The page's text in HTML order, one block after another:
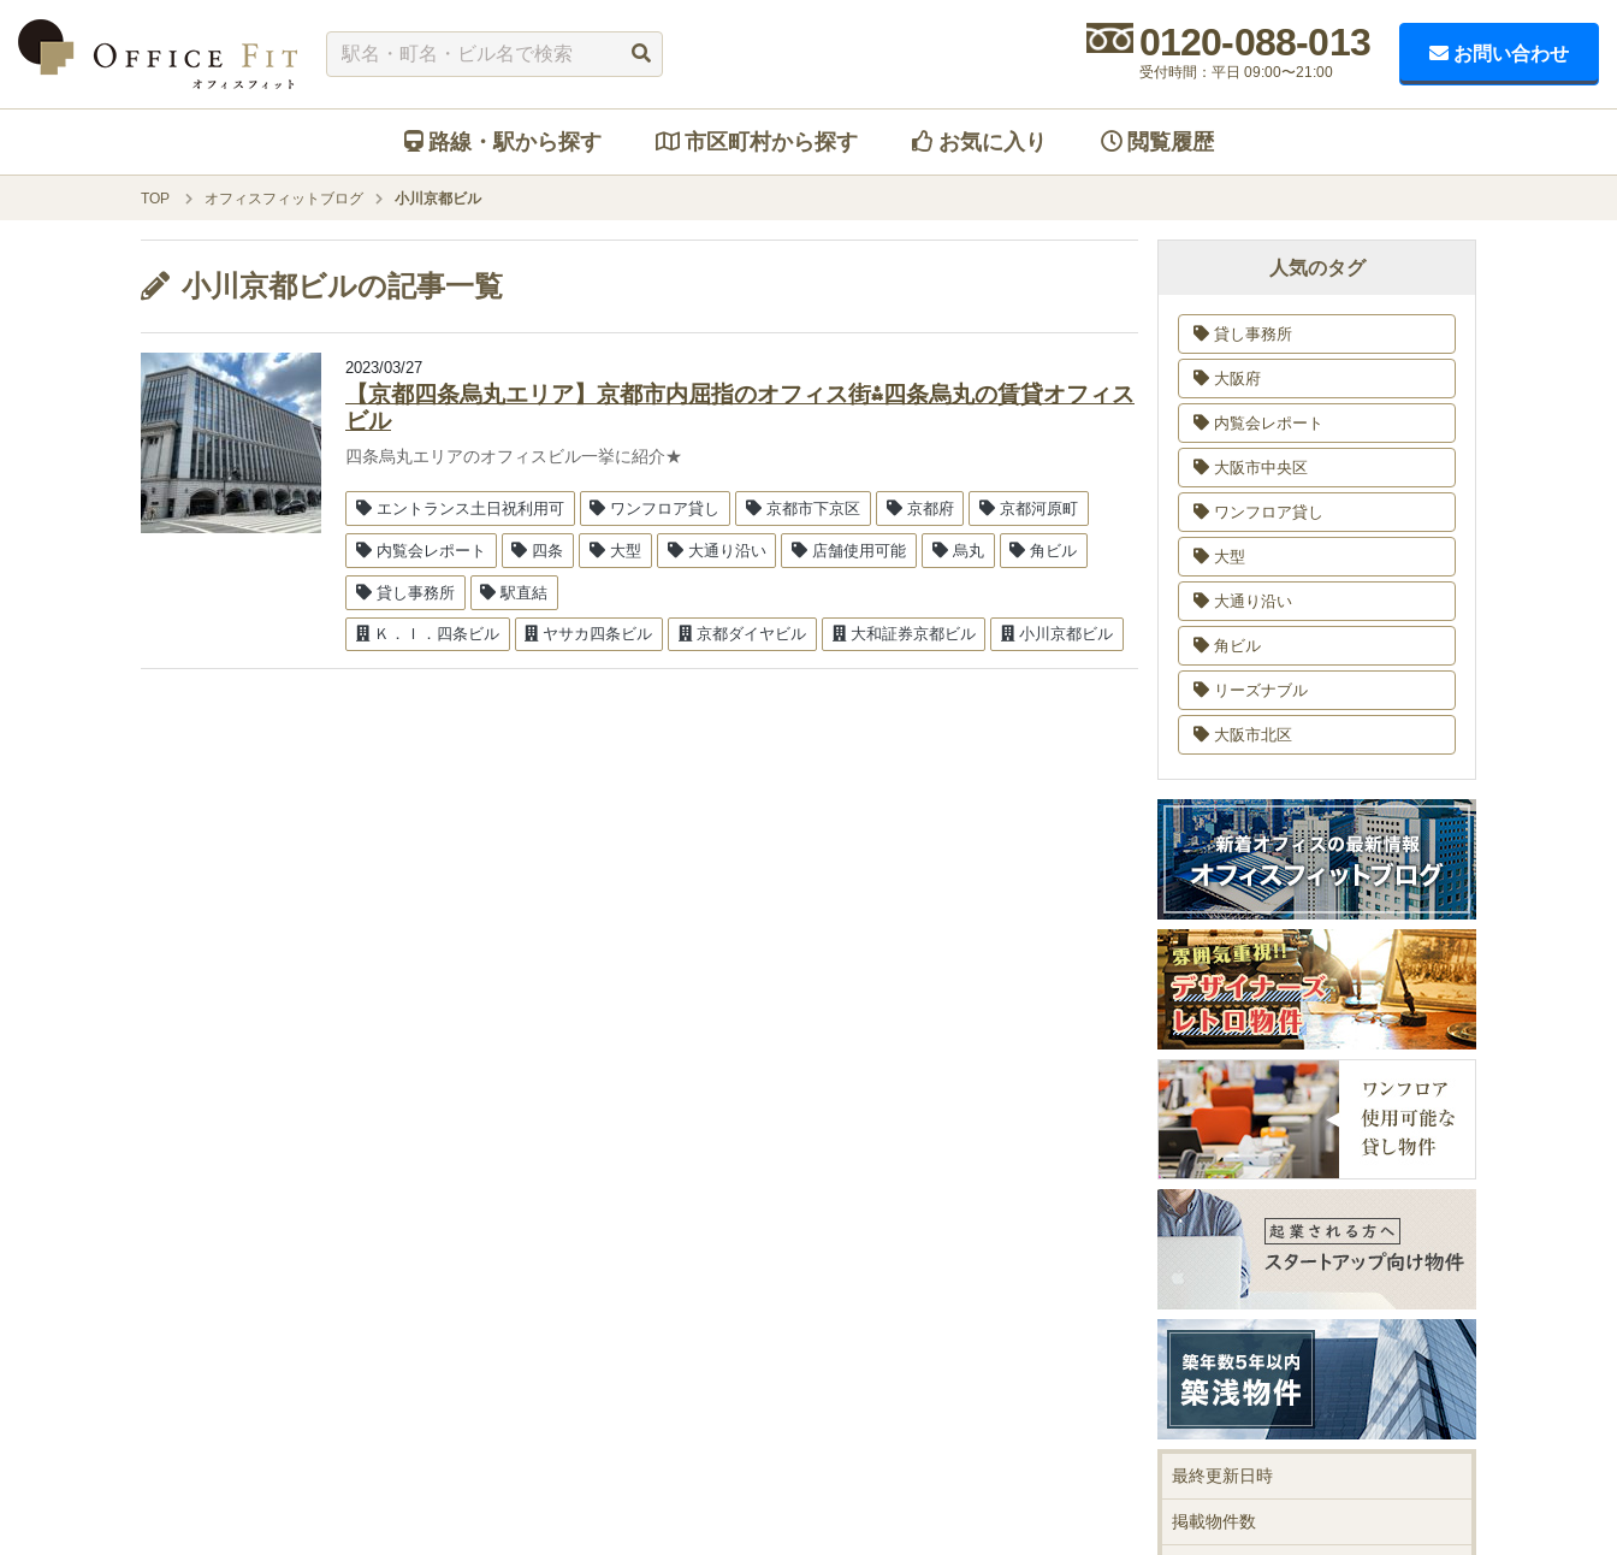
0120-088-013
受付時間：平日 09:00〜21:00
お問い合わせ
路線・駅から探す 市区町村から探す お気に入り 閲覧履歴
TOP オフィスフィットブログ 小川京都ビル
小川京都ビルの記事一覧
2023/03/27
【京都四条烏丸エリア】京都市内屈指のオフィス街⁂四条烏丸の賃貸オフィス
ビル
四条烏丸エリアのオフィスビル一挙に紹介★
エントランス土日祝利用可 ワンフロア貸し 京都市下京区 京都府 京都河原町
内覧会レポート 四条 大型 大通り沿い 店舗使用可能 烏丸 角ビル
貸し事務所 駅直結
Ｋ．Ｉ．四条ビル ヤサカ四条ビル 京都ダイヤビル 大和証券京都ビル 小川京都ビル
人気のタグ
貸し事務所
大阪府
内覧会レポート
大阪市中央区
ワンフロア貸し
大型
大通り沿い
角ビル
リーズナブル
大阪市北区
最終更新日時
掲載物件数